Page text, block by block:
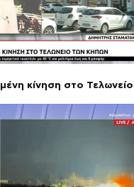
κίνηση στο Τελωνείο